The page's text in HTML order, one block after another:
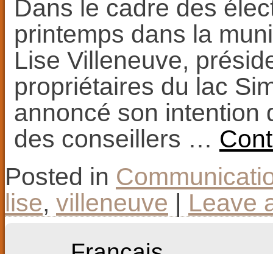
Dans le cadre des
printemps dans la
Lise Villeneuve,
propriétaires du lac
annoncé son intention
des conseillers …
Posted in
lise, villeneuve | Leave